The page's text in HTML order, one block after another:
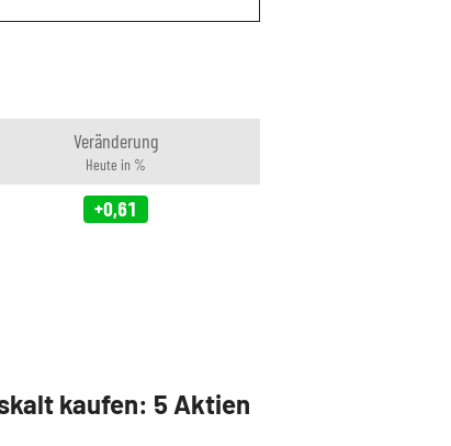
Veränderung
Heute in %
+0,61
kaufen: 5 Aktien